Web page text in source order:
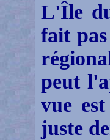
L'Île
fait
peut
vue
juste